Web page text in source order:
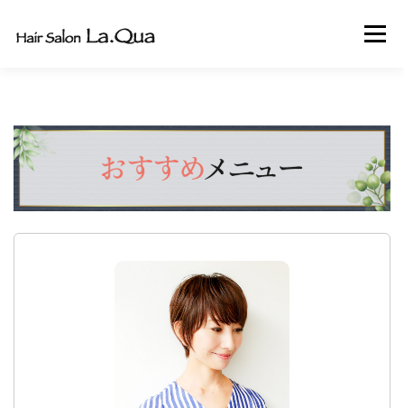
メニ
アクセス ご予約・お問合せ スタッフ紹介
よくある質問